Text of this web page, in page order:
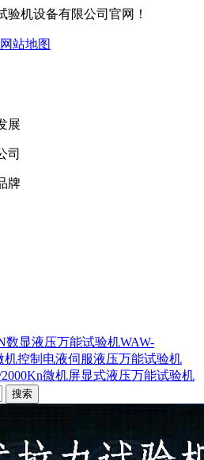
机设备有限公司官网！
网站地图
展
司
牌
数显液压万能试验机WAW-
机控制电液伺服液压万能试验机
微机屏显式液压万能试验机